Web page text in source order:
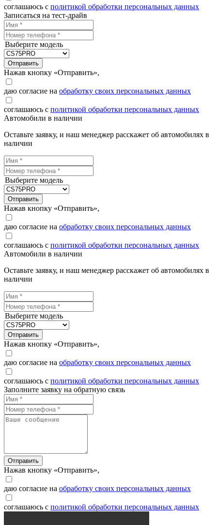
соглашаюсь с политикой обработки персональных данных
Записаться на тест-драйв
Выберите модель
Отправить
Нажав кнопку «Отправить»,
даю согласие на обработку своих персональных данных
соглашаюсь с политикой обработки персональных данных
Автомобили в наличии
Оставьте заявку, и наш менеджер расскажет об автомобилях в
наличии
Выберите модель
Отправить
Нажав кнопку «Отправить»,
даю согласие на обработку своих персональных данных
соглашаюсь с политикой обработки персональных данных
Автомобили в наличии
Оставьте заявку, и наш менеджер расскажет об автомобилях в
наличии
Выберите модель
Отправить
Нажав кнопку «Отправить»,
даю согласие на обработку своих персональных данных
соглашаюсь с политикой обработки персональных данных
Заполните заявку на обратную связь
Отправить
Нажав кнопку «Отправить»,
даю согласие на обработку своих персональных данных
соглашаюсь с политикой обработки персональных данных